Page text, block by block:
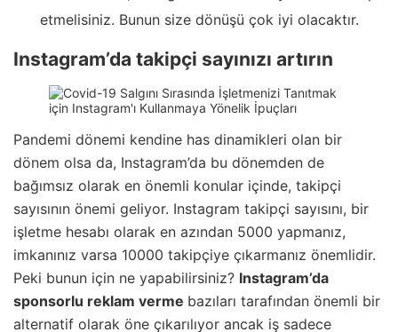
etmelisiniz. Bunun size dönüşü çok iyi olacaktır.
Instagram’da takipçi sayınızı artırın
Pandemi dönemi kendine has dinamikleri olan bir
dönem olsa da, Instagram’da bu dönemden de
bağımsız olarak en önemli konular içinde, takipçi
sayısının önemi geliyor. Instagram takipçi sayısını, bir
işletme hesabı olarak en azından 5000 yapmanız,
imkanınız varsa 10000 takipçiye çıkarmanız önemlidir.
Peki bunun için ne yapabilirsiniz? Instagram’da
sponsorlu reklam verme bazıları tarafından önemli bir
alternatif olarak öne çıkarılıyor ancak iş sadece